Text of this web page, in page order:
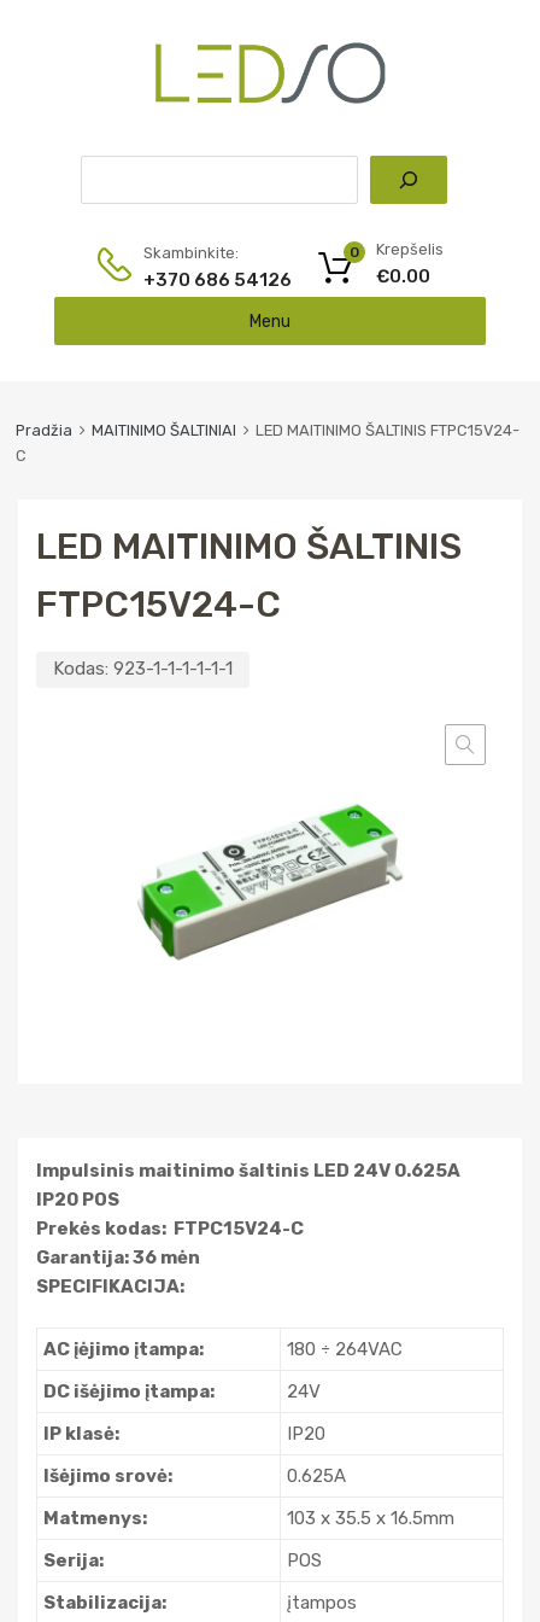
Skambinkite:
+370 686 54126
Krepšelis
€0.00
0
Menu
Pradžia MAITINIMO ŠALTINIAI
LED MAITINIMO ŠALTINIS FTPC15V24-
C
LED MAITINIMO ŠALTINIS
FTPC15V24-C
Kodas: 923-1-1-1-1-1-1
Impulsinis maitinimo šaltinis LED 24V 0.625A
IP20 POS
Prekės kodas: FTPC15V24-C
Garantija: 36 mėn
SPECIFIKACIJA:
AC įėjimo įtampa:
180 ÷ 264VAC
DC išėjimo įtampa:
24V
IP klasė:
IP20
Išėjimo srovė:
0.625A
Matmenys:
103 x 35.5 x 16.5mm
Serija:
POS
Stabilizacija:
įtampos